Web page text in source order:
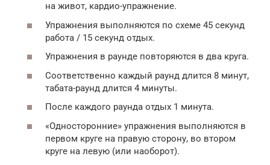
на живот, кардио-упражнение.
Упражнения выполняются по схеме 45 секунд
работа / 15 секунд отдых.
Упражнения в раунде повторяются в два круга.
Соответственно каждый раунд длится 8 минут,
табата-раунд длится 4 минуты.
После каждого раунда отдых 1 минута.
«Односторонние» упражнения выполняются в
первом круге на правую сторону, во втором
круге на левую (или наоборот).